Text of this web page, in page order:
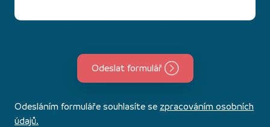
Odeslat formulář
Odesláním formuláře souhlasíte se zpracováním osobních
údajů.